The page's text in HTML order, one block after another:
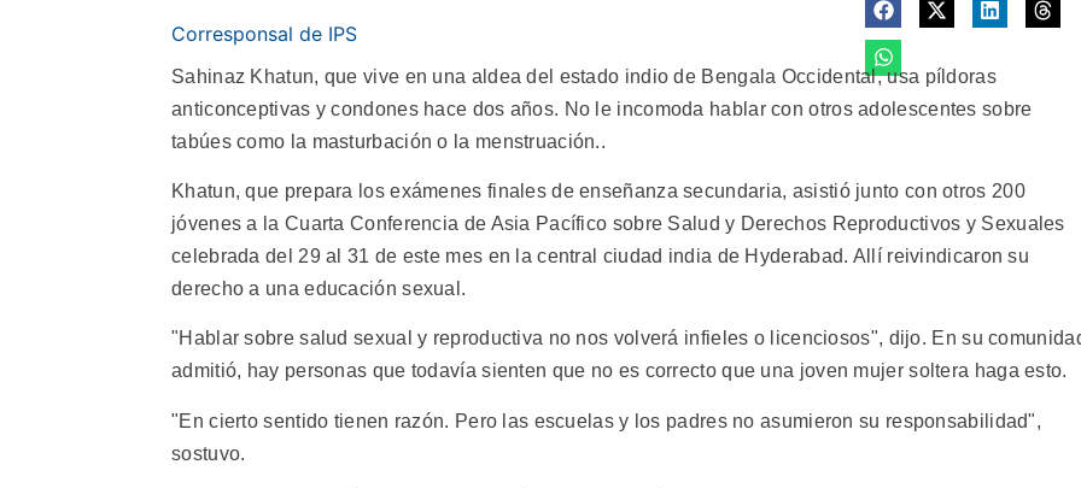
Corresponsal de IPS
Sahinaz Khatun, que vive en una aldea del estado indio de Bengala Occidental, usa píldoras
anticonceptivas y condones hace dos años. No le incomoda hablar con otros adolescentes sobre
tabúes como la masturbación o la menstruación..
Khatun, que prepara los exámenes finales de enseñanza secundaria, asistió junto con otros 200
jóvenes a la Cuarta Conferencia de Asia Pacífico sobre Salud y Derechos Reproductivos y Sexuales
celebrada del 29 al 31 de este mes en la central ciudad india de Hyderabad. Allí reivindicaron su
derecho a una educación sexual.
"Hablar sobre salud sexual y reproductiva no nos volverá infieles o licenciosos", dijo. En su
admitió, hay personas que todavía sienten que no es correcto que una joven mujer soltera haga esto.
"En cierto sentido tienen razón. Pero las escuelas y los padres no asumieron su responsabilidad",
sostuvo.